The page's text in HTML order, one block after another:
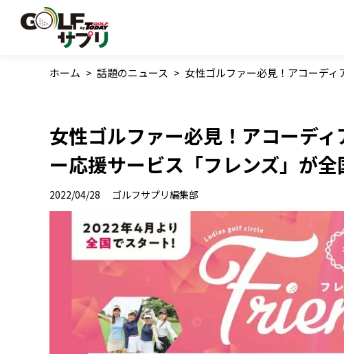
ホーム > 話題のニュース > 女性ゴルファー必見！アコーデ
女性ゴルファー必見！アコーデ
ー応援サービス「フレンズ」が全
2022/04/28 ゴルフサプリ編集部